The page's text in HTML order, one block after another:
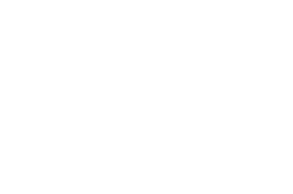
Raumkonzepte
Privaträume
Anspruch
oder Lobbys
Charakter